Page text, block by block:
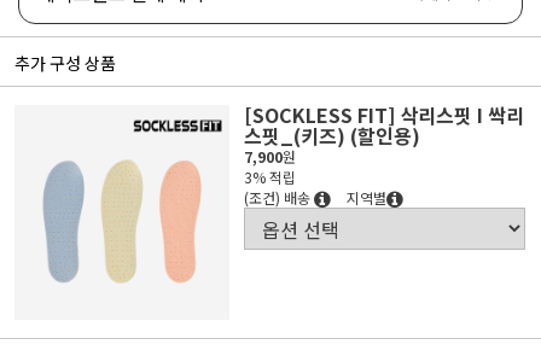
추가 구성 상품
[SOCKLESS FIT] 삭리스핏 I 싹리
스핏_(키즈) (할인용)
7,900원
3% 적립
(조건) 배송
지역별